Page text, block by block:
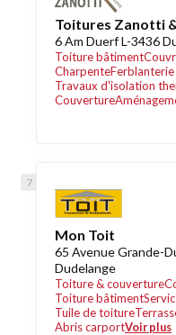
Toitures Zanotti
6 Am Duerf L-3436
Toiture bâtiment
Charpente
Travaux d'isolation
Couverture
Mon Toit
65 Avenue Grande-
Dudelange
Toiture & couverture
Toiture bâtiment
Tuile de toiture
Abris carportVoir plus